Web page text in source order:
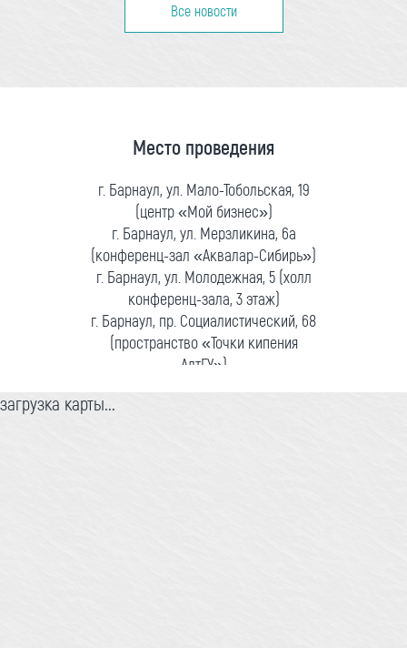
Все новости
Место проведения
г. Барнаул, ул. Мало-Тобольская, 19
(центр «Мой бизнес»)
г. Барнаул, ул. Мерзликина, 6а
(конференц-зал «Аквалар-Сибирь»)
г. Барнаул, ул. Молодежная, 5 (холл
конференц-зала, 3 этаж)
г. Барнаул, пр. Социалистический, 68
(пространство «Точки кипения
АлтГУ»)
загрузка карты...